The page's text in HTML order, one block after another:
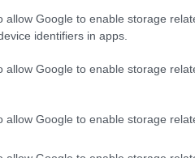
allow Google to enable storage
identifiers in apps.
allow Google to enable storage
allow Google to enable storage
igen.
a legdurvább klímát is megizzasztó
hogyan zajlott le a legelső